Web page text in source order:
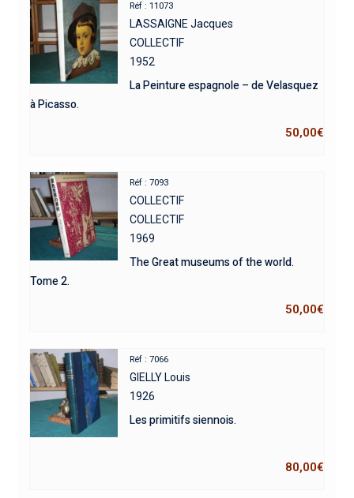
Réf : 11073
LASSAIGNE Jacques
COLLECTIF
1952
La Peinture espagnole – de Velasquez
à Picasso.
50,00€
Réf : 7093
COLLECTIF
COLLECTIF
1969
The Great museums of the world.
Tome 2.
50,00€
Réf : 7066
GIELLY Louis
1926
Les primitifs siennois.
80,00€